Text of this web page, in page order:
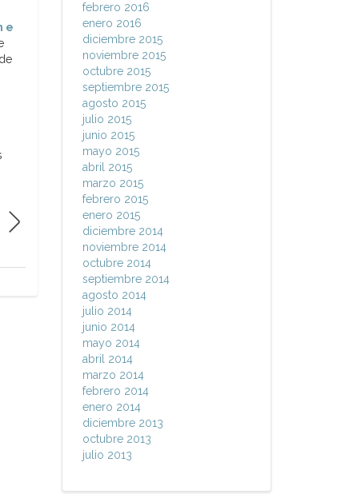
e
febrero 2016
enero 2016
diciembre 2015
noviembre 2015
octubre 2015
septiembre 2015
agosto 2015
julio 2015
junio 2015
mayo 2015
abril 2015
marzo 2015
febrero 2015
enero 2015
diciembre 2014
noviembre 2014
octubre 2014
septiembre 2014
agosto 2014
julio 2014
junio 2014
mayo 2014
abril 2014
marzo 2014
febrero 2014
enero 2014
diciembre 2013
octubre 2013
julio 2013